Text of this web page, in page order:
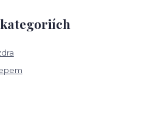
kategoriích